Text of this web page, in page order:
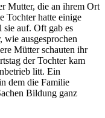
Mutter, die an ihrem Ort
Tochter hatte einige
auf. Oft gab es
wie ausgesprochen
Mütter schauten ihr
der Tochter kam
litt. Ein
dem die Familie
Bildung ganz